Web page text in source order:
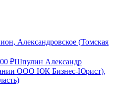
Александровское (Томская
₽Шпулин Александр
ООО ЮК Бизнес-Юрист),